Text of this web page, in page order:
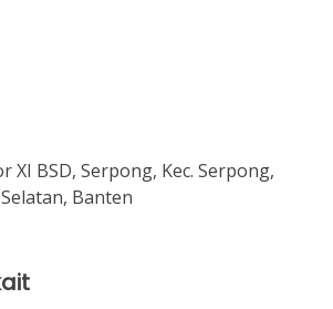
XI BSD, Serpong, Kec. Serpong,
Banten